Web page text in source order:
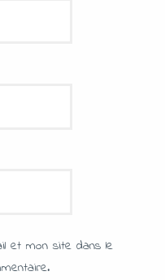
et mon site dans le